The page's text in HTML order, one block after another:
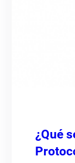
¿Qué